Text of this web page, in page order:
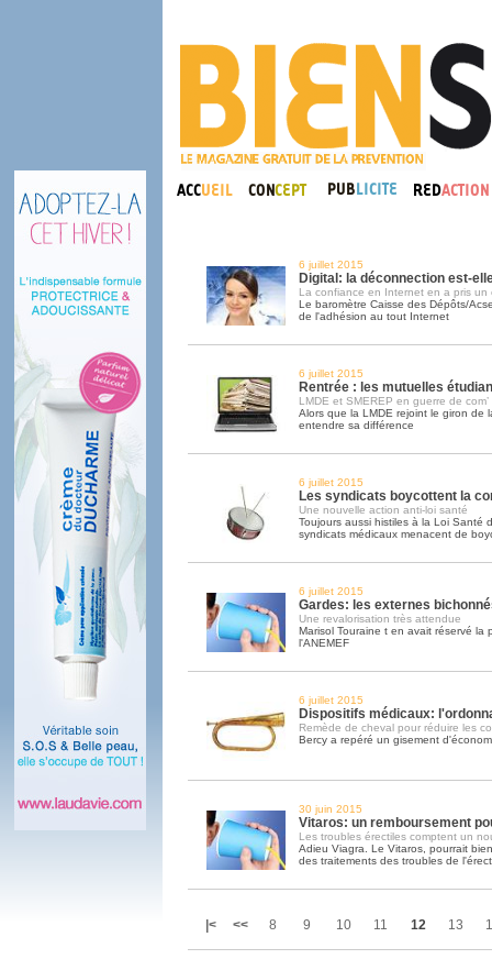
6 juillet 2015
Digital: la déconnection est-
La confiance en Internet en a pris un
Le baromètre Caisse des Dépôts/
de l'adhésion au tout Internet
6 juillet 2015
Rentrée : les mutuelles
LMDE et SMEREP en guerre de com’
Alors que la LMDE rejoint le giron de
entendre sa différence
6 juillet 2015
Les syndicats boycottent la
Une nouvelle action anti-loi santé
Toujours aussi histiles à la Loi Santé
syndicats médicaux menacent de
6 juillet 2015
Gardes: les externes
Une revalorisation très attendue
Marisol Touraine t en avait réservé la
l'ANEMEF
6 juillet 2015
Dispositifs médicaux:
Remède de cheval pour réduire les
Bercy a repéré un gisement
30 juin 2015
Vitaros: un remboursement
Les troubles érectiles comptent un
Adieu Viagra. Le Vitaros, pourrait
des traitements des troubles de
|< << 8 9 10 11 12 13